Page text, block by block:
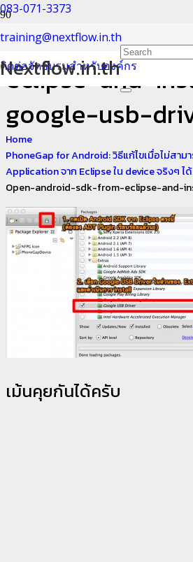
083-071-3373
training@nextflow.in.th
ติดต่อจัดอบรมสำหรับองค์กร
Nextflow.in.th
Open-android-
eclipse-and-
google-usb-
Home
PhoneGap for Android: วิธีแก้ไขเมื่อไม่สา
Application จาก Eclipse ใน device จริงๆ ได้
Open-android-sdk-from-eclipse-and-
เม้นคุยกันได้ครับ